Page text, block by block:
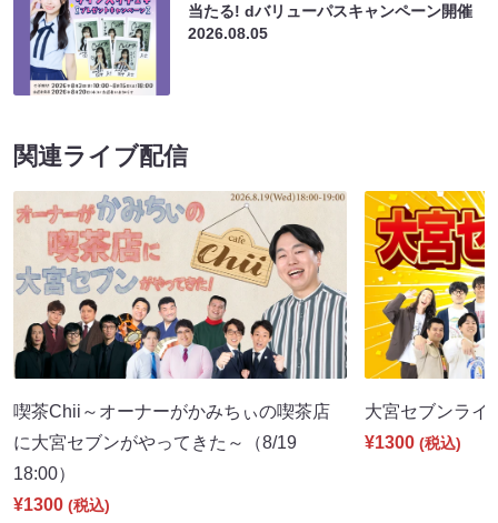
当たる! dバリューパスキャンペーン開催
2026.08.05
関連ライブ配信
喫茶Chii～オーナーがかみちぃの喫茶店
に大宮セブンがやってきた～（8/19
18:00）
¥1300 (税込)
大宮セブンラ
¥1300 (税込)